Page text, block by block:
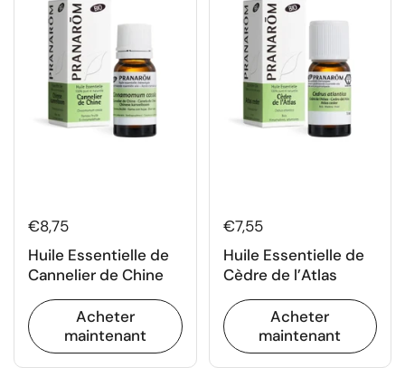
€8,75
Huile Essentielle de
Cannelier de Chine
Acheter
maintenant
€7,55
Huile Essentielle de
Cèdre de l’Atlas
Acheter
maintenant